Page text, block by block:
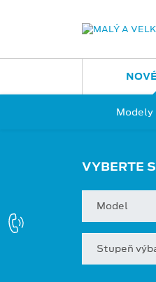
Modely
VYBERTE
Model
Stupeň